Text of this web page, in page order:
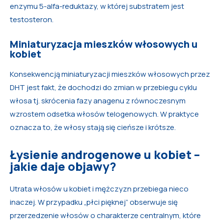
enzymu 5-alfa-reduktazy, w której substratem jest
testosteron.
Miniaturyzacja mieszków włosowych u
kobiet
Konsekwencją miniaturyzacji mieszków włosowych przez
DHT jest fakt, że dochodzi do zmian w przebiegu cyklu
włosa tj. skrócenia fazy anagenu z równoczesnym
wzrostem odsetka włosów telogenowych. W praktyce
oznacza to, że włosy stają się cieńsze i krótsze.
Łysienie androgenowe u kobiet –
jakie daje objawy?
Utrata włosów u kobiet i mężczyzn przebiega nieco
inaczej. W przypadku „płci pięknej” obserwuje się
przerzedzenie włosów o charakterze centralnym, które